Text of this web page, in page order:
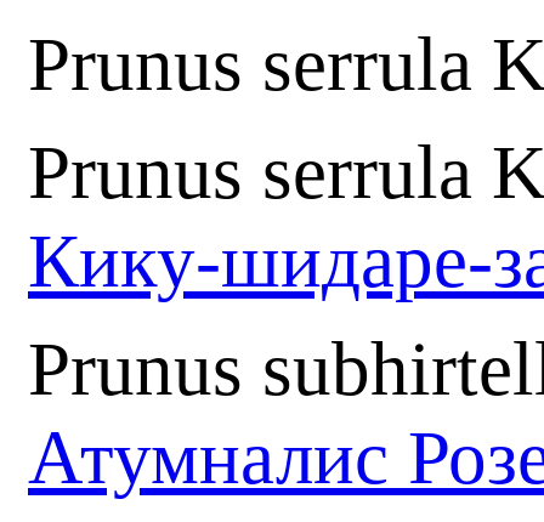
Prunus serrula
Prunus serrula
Кику-шидаре-
Prunus
Атумналис